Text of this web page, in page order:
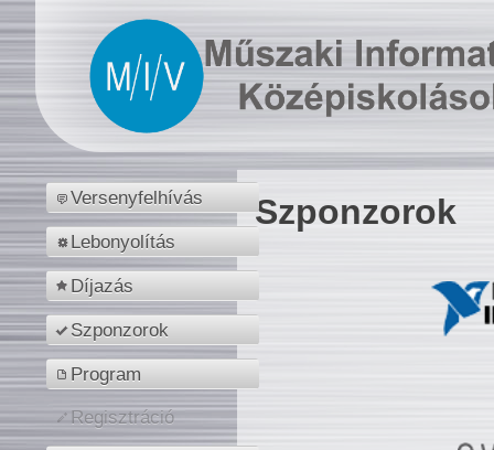
Versenyfelhívás
Lebonyolítás
Díjazás
Szponzorok
Program
Regisztráció
Szponzorok